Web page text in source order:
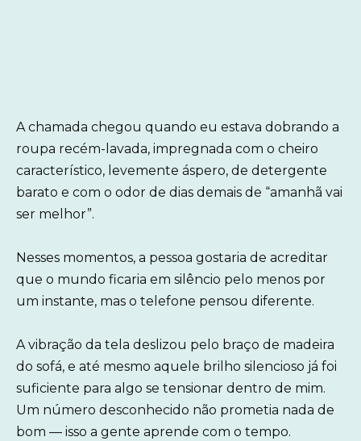
A chamada chegou quando eu estava dobrando a
roupa recém-lavada, impregnada com o cheiro
característico, levemente áspero, de detergente
barato e com o odor de dias demais de “amanhã vai
ser melhor”.
Nesses momentos, a pessoa gostaria de acreditar
que o mundo ficaria em silêncio pelo menos por
um instante, mas o telefone pensou diferente.
A vibração da tela deslizou pelo braço de madeira
do sofá, e até mesmo aquele brilho silencioso já foi
suficiente para algo se tensionar dentro de mim.
Um número desconhecido não prometia nada de
bom — isso a gente aprende com o tempo.